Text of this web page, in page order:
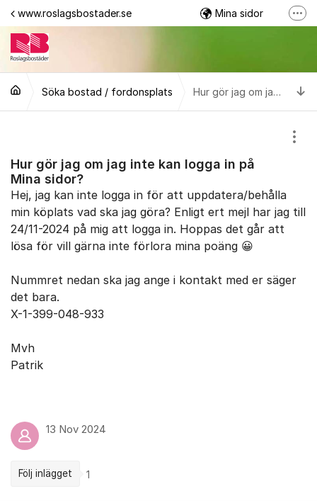
Hoppa till innehåll
www.roslagsbostader.se Mina sidor
Söka bostad / fordonsplats Hur gör jag om jag inte kan logga in på Mina sidor?
Hur gör jag om jag inte kan logga in på
Mina sidor?
Hej, jag kan inte logga in för att uppdatera/behålla
min köplats vad ska jag göra? Enligt ert mejl har jag till
24/11-2024 på mig att logga in. Hoppas det går att
lösa för vill gärna inte förlora mina poäng 😀
Nummret nedan ska jag ange i kontakt med er säger
det bara.
X-1-399-048-933
Mvh
Patrik
13 Nov 2024
Följ inlägget 1